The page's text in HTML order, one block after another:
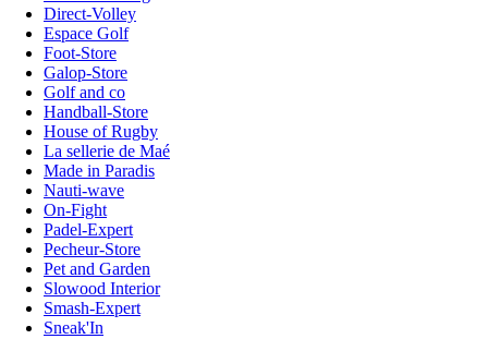
Direct-Volley
Espace Golf
Foot-Store
Galop-Store
Golf and co
Handball-Store
House of Rugby
La sellerie de Maé
Made in Paradis
Nauti-wave
On-Fight
Padel-Expert
Pecheur-Store
Pet and Garden
Slowood Interior
Smash-Expert
Sneak'In